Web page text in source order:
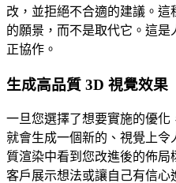
改，並拒絕不合適的建議。
的願景，而不是取代它。這
正協作。
生成高品質 3D 視覺效果
一旦您選擇了想要實施的優化
就會生成一個新的、視覺上
質渲染中看到您改進後的佈
客戶展示想法或讓自己有信